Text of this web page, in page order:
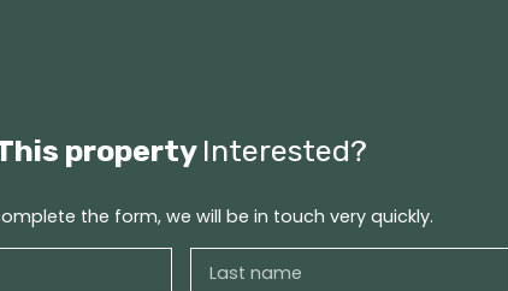
property Interested?
the form, we will be in touch very quickly.
Last name